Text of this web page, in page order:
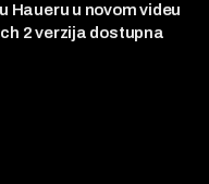
Haueru u novom videu
2 verzija dostupna